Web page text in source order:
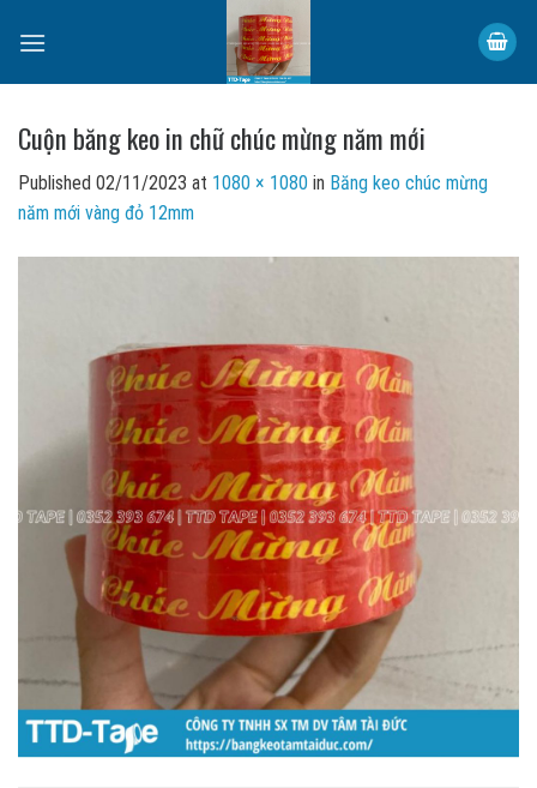
Cuộn băng keo in chữ chúc mừng năm mới
Published 02/11/2023 at 1080 × 1080 in Băng keo chúc mừng
năm mới vàng đỏ 12mm